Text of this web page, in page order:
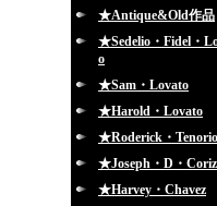
★Antique&Old作品
★Sedelio・Fidel・
o
★Sam・Lovato
★Harold・Lovato
★Roderick・Tenorio
★Joseph・D・Coriz
★Harvey・Chavez